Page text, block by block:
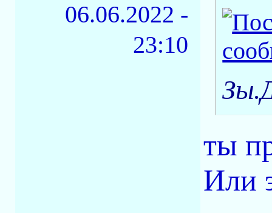
06.06.2022 -
23:10
ты
Или